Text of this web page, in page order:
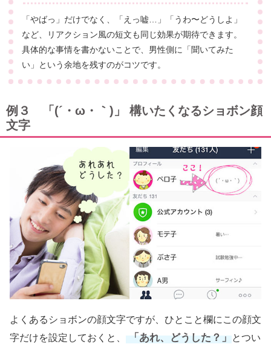
「やばっ」だけでなく、「えっ嘘…」「うわ〜どうしよ」
など、リアクション風の短文も同じ効果が期待できます。
具体的な事情を書かないことで、男性側に「聞いてみた
い」という余地を残すのがコツです。
例３ 「(´・ω・｀)」 構いたくなるショボン顔
文字
よくあるショボンの顔文字ですが、ひとこと欄にこの顔文
字だけを設定しておくと、
「あれ、どうした？」とつい